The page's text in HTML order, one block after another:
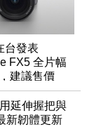
台發表
FX5 全片幅
建議售價
延伸握把與
新韌體更新